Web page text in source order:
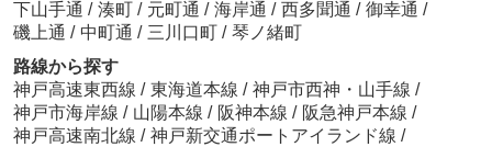
下山手通 / 湊町 / 元町通 / 海岸通 / 西多聞通 / 御幸通 /
磯上通 / 中町通 / 三川口町 / 琴ノ緒町
路線から探す
神戸高速東西線 / 東海道本線 / 神戸市西神・山手線 /
神戸市海岸線 / 山陽本線 / 阪神本線 / 阪急神戸本線 /
神戸高速南北線 / 神戸新交通ポートアイランド線 /